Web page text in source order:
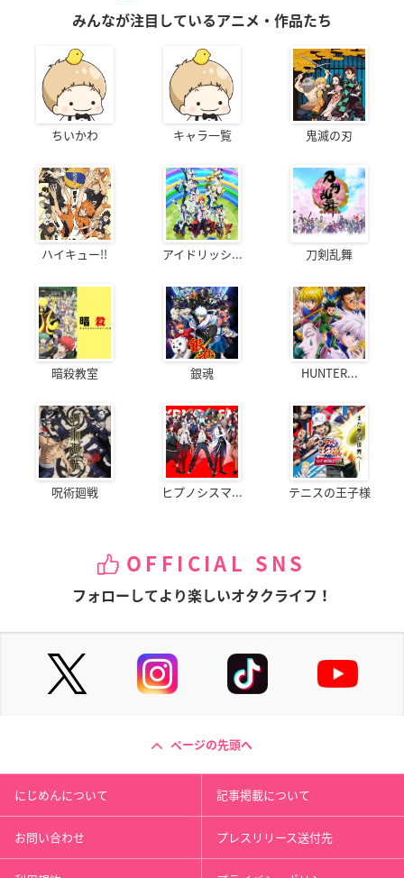
みんなが注目しているアニメ・作品たち
ちいかわ キャラ一覧 鬼滅の刃
ハイキュー!! アイドリッシ... 刀剣乱舞
暗殺教室 銀魂 HUNTER...
呪術廻戦 ヒプノシスマ... テニスの王子様
OFFICIAL SNS
フォローしてより楽しいオタクライフ！
ページの先頭へ
にじめんについて 記事掲載について
お問い合わせ プレスリリース送付先